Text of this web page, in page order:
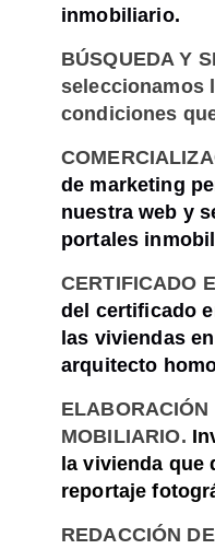
inmobiliario.
BÚSQUEDA Y
seleccionamos
condiciones
de marketing
nuestra web y
portales
CERTIFICADO
del certificado
las viviendas
arquitecto
ELABORACIÓN
MOBILIARIO.
la vivienda que
reportaje
REDACCIÓN